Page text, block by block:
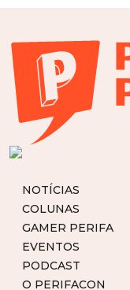
NOTÍCIAS
COLUNAS
GAMER PERIFA
EVENTOS
PODCAST
O PERIFACON